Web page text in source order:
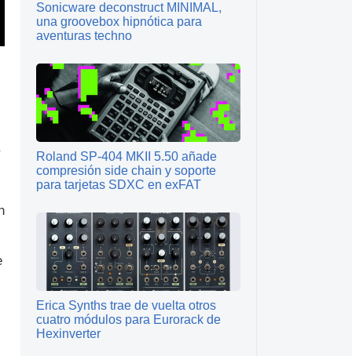
Sonicware deconstruct MINIMAL,
una groovebox hipnótica para
aventuras techno
Roland SP-404 MKII 5.50 añade
compresión side chain y soporte
para tarjetas SDXC en exFAT
Erica Synths trae de vuelta otros
cuatro módulos para Eurorack de
Hexinverter